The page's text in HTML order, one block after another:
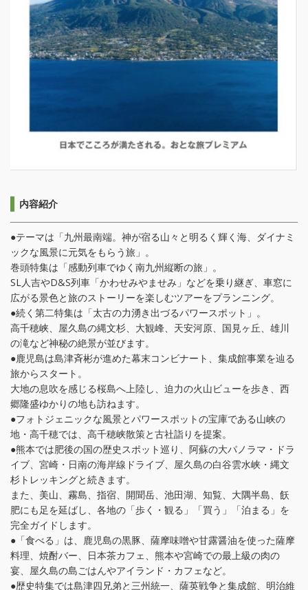
内容紹介
●テーマは「九州最南端。神が宿る山々と明るく輝く海、ダイナミ
ックな風景に元気をもらう旅」。
巻頭特集は「感動列車でゆく南九州縦断の旅」。
SL人吉やD&S列車「かわせみやませみ」などを乗り継ぎ、車窓に
広がる景色と旅のストーリーを楽しむツアーをプランニング。
●続く第二特集は「太古の力湧き出づるパワースポット」。
高千穂峡、屋久島の縄文杉、大観峰、天安河原、国見ヶ丘、雄川
の滝など神秘の絶景が並びます。
●鹿児島は島津斉彬が進めた幕末コンビナート、集成館事業を辿る
旅からスタート。
大地の息吹を感じる桜島へ上陸し、迫力の火山ビューを歩き、西
郷隆盛ゆかりの地も訪ねます。
●フォトジェニックな風景とパワースポットの宝庫である山峡の
地・高千穂では、高千穂峡散策と古社詣りを提案。
●熊本では肥後の国の歴史スポット巡り、阿蘇の大パノラマ・ドラ
イブ、宮崎・日南の海岸線ドライブ、屋久島の白谷雲水峡・縄文
杉トレッキングと続きます。
また、美山、霧島、指宿、開聞岳、池田湖、知覧、大隅半島、飫
肥にも足を延ばし、各地の「歩く・観る」「買う」「泊まる」を
完全ガイドします。
●「食べる」は、鹿児島の黒豚、薩摩味噌や甘露醤油を使った薩摩
料理、焼酎バー、日本茶カフェ、熊本や宮崎での最上級の肉の
宴、屋久島の島ごはんやアイランド・カフェなど。
●歴史特集では島津四兄弟と三州統一、薩英戦争と集成館、明治維